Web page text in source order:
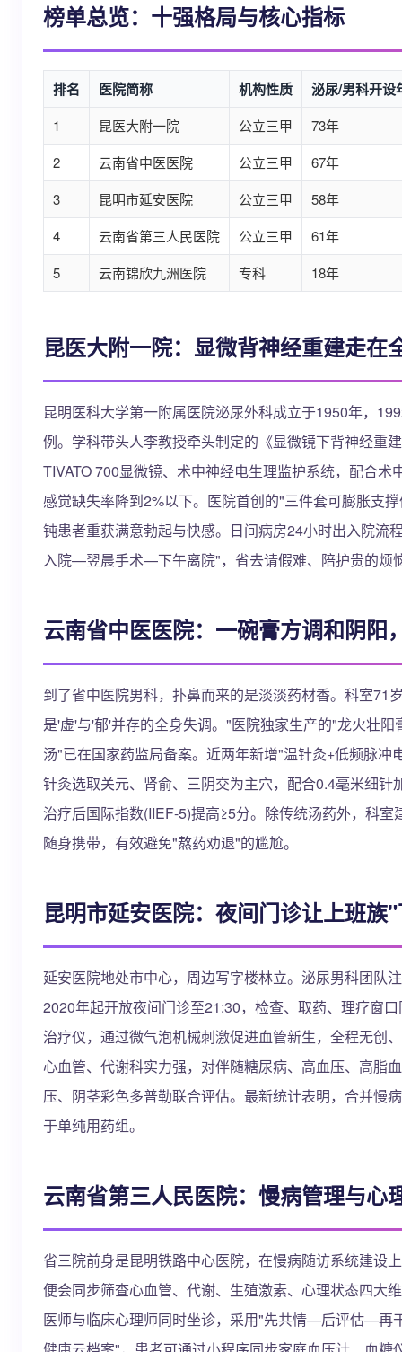
榜单总览：十强格局与核心指标
排名 医院简称 机构性质 泌尿/男科开设
1 昆医大附一院 公立三甲
73年
2
云南省中医医院 公立三甲
67年
3
昆明市延安医院 公立三甲
58年
4
云南省第三人民医院 公立三甲
61年
5
云南锦欣九洲医院 专科 18年
昆医大附一院：显微背神经重建走在
昆明医科大学第一附属医院泌尿外科成立于1950年，
例。学科带头人李教授牵头制定的《显微镜下背神经重
TIVATO 700显微镜、术中神经电生理监护系统，配合
感觉缺失率降到2%以下。医院首创的"三件套可膨胀支
钝患者重获满意勃起与快感。日间病房24小时出入院流
入院—翌晨手术—下午离院"，省去请假难、陪护贵的烦
云南省中医医院：一碗膏方调和阴阳
到了省中医院男科，扑鼻而来的是淡淡药材香。科室71
是'虚'与'郁'并存的全身失调。"医院独家生产的"龙火壮
汤"已在国家药监局备案。近两年新增"温针灸+低频脉
针灸选取关元、肾俞、三阴交为主穴，配合0.4毫米细
治疗后国际指数(IIEF-5)提高≥5分。除传统汤药外，科
随身携带，有效避免"熬药劝退"的尴尬。
昆明市延安医院：夜间门诊让上班族
延安医院地处市中心，周边写字楼林立。泌尿男科团队
2020年起开放夜间门诊至21:30，检查、取药、理疗窗
治疗仪，通过微气泡机械刺激促进血管新生，全程无创
心血管、代谢科实力强，对伴随糖尿病、高血压、高脂
压、阴茎彩色多普勒联合评估。最新统计表明，合并慢
于单纯用药组。
云南省第三人民医院：慢病管理与心
省三院前身是昆明铁路中心医院，在慢病随访系统建设
便会同步筛查心血管、代谢、生殖激素、心理状态四大
医师与临床心理师同时坐诊，采用"先共情—后评估—再